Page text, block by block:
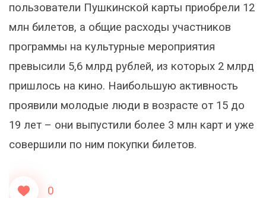
пользователи Пушкинской карты приобрели 12
млн билетов, а общие расходы участников
программы на культурные мероприятия
превысили 5,6 млрд рублей, из которых 2 млрд
пришлось на кино. Наибольшую активность
проявили молодые люди в возрасте от 15 до
19 лет – они выпустили более 3 млн карт и уже
совершили по ним покупки билетов.
0